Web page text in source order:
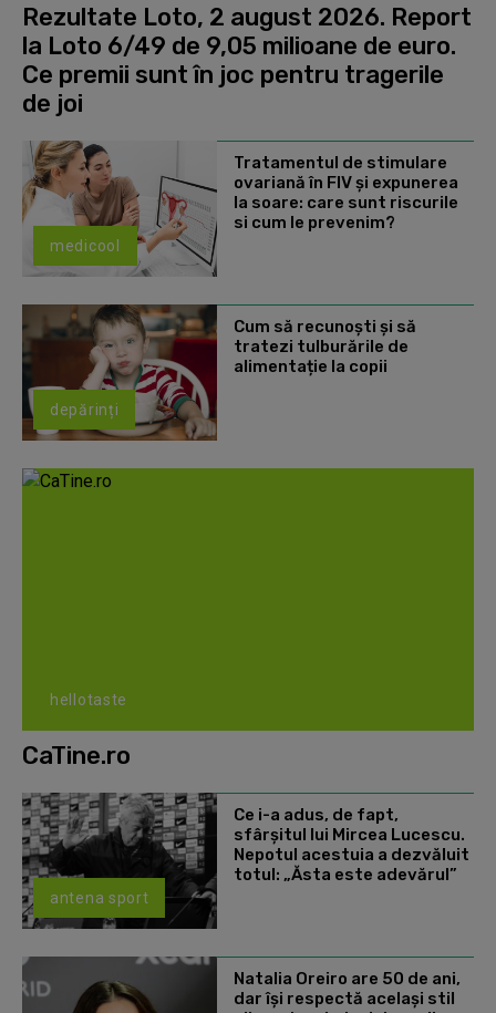
Rezultate Loto, 2 august 2026. Report
la Loto 6/49 de 9,05 milioane de euro.
Ce premii sunt în joc pentru tragerile
de joi
medicool
Tratamentul de stimulare
ovariană în FIV și expunerea
la soare: care sunt riscurile
si cum le prevenim?
depărinți
Cum să recunoști și să
tratezi tulburările de
alimentație la copii
hellotaste
CaTine.ro
antena sport
Ce i-a adus, de fapt,
sfârșitul lui Mircea Lucescu.
Nepotul acestuia a dezvăluit
totul: „Ăsta este adevărul”
Natalia Oreiro are 50 de ani,
dar își respectă același stil